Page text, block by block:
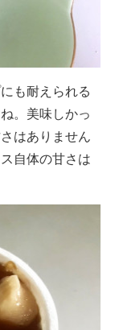
も耐えられる
。美味しかっ
はありません
自体の甘さは